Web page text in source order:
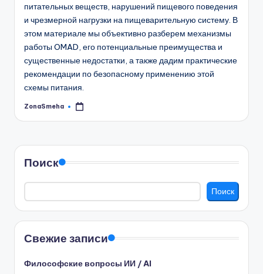
питательных веществ, нарушений пищевого поведения
и чрезмерной нагрузки на пищеварительную систему. В
этом материале мы объективно разберем механизмы
работы OMAD, его потенциальные преимущества и
существенные недостатки, а также дадим практические
рекомендации по безопасному применению этой
схемы питания.
Запись
ZonaSmeha
Поиск
Поиск
Свежие записи
Философские вопросы ИИ / AI